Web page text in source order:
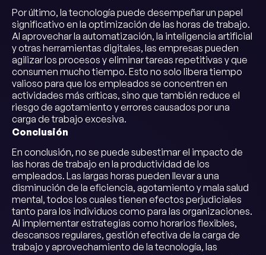
Por último, la tecnología puede desempeñar un papel
significativo en la optimización de las horas de trabajo.
Al aprovechar la automatización, la inteligencia artificial
y otras herramientas digitales, las empresas pueden
agilizar los procesos y eliminar tareas repetitivas y que
consumen mucho tiempo. Esto no solo libera tiempo
valioso para que los empleados se concentren en
actividades más críticas, sino que también reduce el
riesgo de agotamiento y errores causados por una
carga de trabajo excesiva.
Conclusión
En conclusión, no se puede subestimar el impacto de
las horas de trabajo en la productividad de los
empleados. Las largas horas pueden llevar a una
disminución de la eficiencia, agotamiento y mala salud
mental, todos los cuales tienen efectos perjudiciales
tanto para los individuos como para las organizaciones.
Al implementar estrategias como horarios flexibles,
descansos regulares, gestión efectiva de la carga de
trabajo y aprovechamiento de la tecnología, las